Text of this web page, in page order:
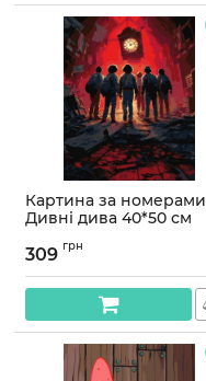
Картина за номерами
Дивні дива 40*50 см
Артикул:
309 грн